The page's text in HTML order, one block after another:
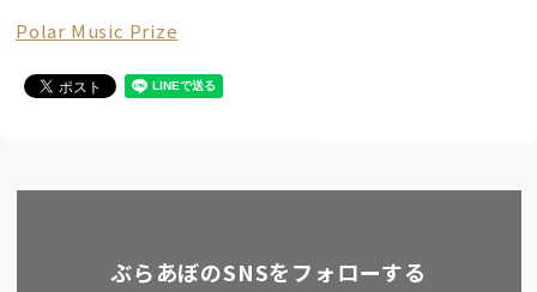
Polar Music Prize
ぶらあぼのSNSをフォローする